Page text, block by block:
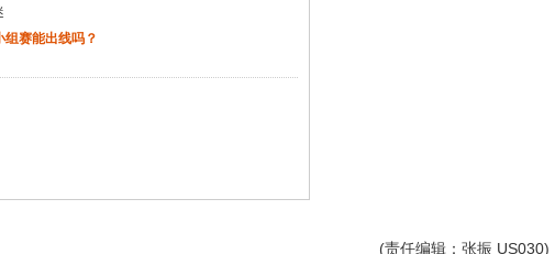
组赛能出线吗？
(责任编辑：张振 US030)